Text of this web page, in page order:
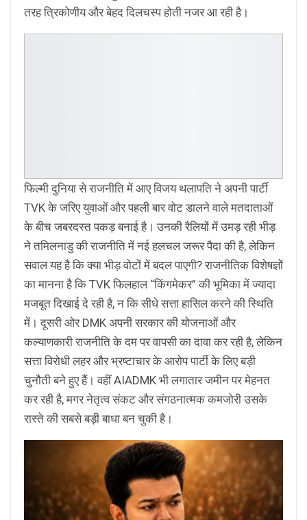
तरह त्रिकोणीय और बेहद दिलचस्प होती नजर आ रही है।
फिल्मी दुनिया से राजनीति में आए विजय थलापति ने अपनी पार्टी
TVK के जरिए युवाओं और पहली बार वोट डालने वाले मतदाताओं
के बीच जबरदस्त पकड़ बनाई है। उनकी रैलियों में उमड़ रही भीड़
ने तमिलनाडु की राजनीति में नई हलचल जरूर पैदा की है, लेकिन
सवाल यह है कि क्या भीड़ वोटों में बदल पाएगी? राजनीतिक विशेषज्ञों
का मानना है कि TVK फिलहाल “किंगमेकर” की भूमिका में ज्यादा
मजबूत दिखाई दे रही है, न कि सीधे सत्ता हासिल करने की स्थिति
में। दूसरी ओर DMK अपनी सरकार की योजनाओं और
कल्याणकारी राजनीति के दम पर वापसी का दावा कर रही है, लेकिन
सत्ता विरोधी लहर और भ्रष्टाचार के आरोप पार्टी के लिए बड़ी
चुनौती बने हुए हैं। वहीं AIADMK भी लगातार जमीन पर मेहनत
कर रही है, मगर नेतृत्व संकट और संगठनात्मक कमजोरी उसके
रास्ते की सबसे बड़ी बाधा बन चुकी है।